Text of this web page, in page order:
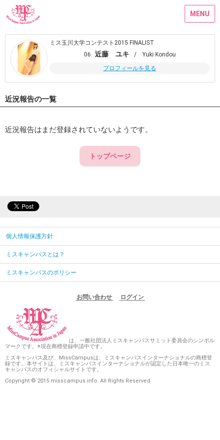
MENU
ミス玉川大学コンテスト2015 FINALIST
06. 近藤 ユキ
/ Yuki Kondou
プロフィールを見る
近況報告の一覧
近況報告はまだ登録されていないようです。
トップページ
個人情報保護方針
ミスキャンパスとは？
ミスキャンパスのポリシー
お問い合わせ ログイン
は、一般社団法人ミスキャンパスサミット委員会のシンボル
マークです。※現在商標登録申請中です。
ミスキャンパス及び、MissCampusは、ミスキャンパスインターナショナルの商標登
録です。本サイトは、ミスキャンパスインターナショナルが認定した日本唯一のミス
キャンパスのオフィシャルサイトです。
Copyright © 2015 misscampus.info. All Rights Reserved